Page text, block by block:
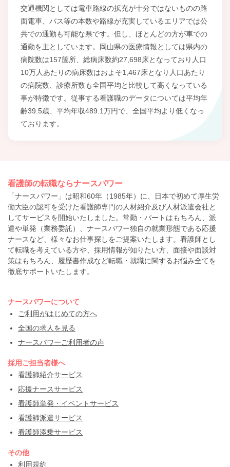
交通機関としては電車路線の拡充が十分ではないものの路
面電車、バス等の本数や路線が充実しているエリアでは公
共での通勤も可能な県です。但し、ほとんどの方が車での
通勤を主としています。岡山県の医療情報としては県内の
病院数は157箇所、総病床数約27,698床となっており人口
10万人あたりの病床数はおよそ1,467床となり人口あたり
の病院数、診療所数も全国平均と比較して高くなっている
事が特徴です。従事する看護職のデータについては平均年
齢39.5歳、平均年収489.1万円で、全国平均より低くなっ
ております。
看護師の転職ならナースパワー
「ナースパワー」は昭和60年（1985年）に、日本で初めて厚生労
働大臣の認可を受けた看護師専門の人材紹介及び人材派遣会社と
してサービスを開始いたしました。常勤・パートはもちろん、派
遣や単発（業務委託）、ナースパワー独自の就業形態である応援
ナースなど、様々なお仕事探しをご提案いたします。看護師とし
て転職を考えている方や、採用情報が知りたい方、面接や面談対
策はもちろん、履歴書作成など転職・就職に関するお悩み全てを
徹底サポートいたします。
ナースパワーについて
ご利用がはじめての方へ
全国の求人を見る
ナースパワーご利用者の声
採用ご担当者様へ
看護師紹介サービス
応援ナースサービス
看護師単発・イベントサービス
看護師派遣サービス
看護師添乗サービス
その他
利用規約